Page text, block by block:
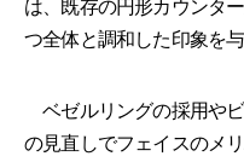
は、既存の円形カウンタ
つ全体と調和した印象を与
ベゼルリングの採用や
の見直しでフェイスのメ